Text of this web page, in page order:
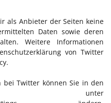
als Anbieter der Seiten keine
Daten sowie deren
Weitere Informationen
von Twitter
.
bei Twitter können Sie in den
unter